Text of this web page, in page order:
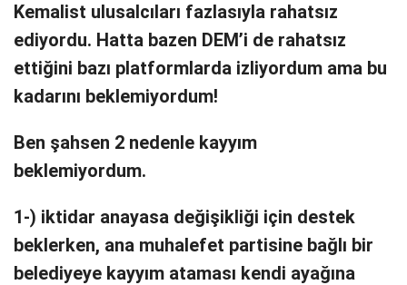
Kemalist ulusalcıları fazlasıyla rahatsız
ediyordu. Hatta bazen DEM’i de rahatsız
ettiğini bazı platformlarda izliyordum ama bu
kadarını beklemiyordum!
Ben şahsen 2 nedenle kayyım
beklemiyordum.
1-) iktidar anayasa değişikliği için destek
beklerken, ana muhalefet partisine bağlı bir
belediyeye kayyım ataması kendi ayağına